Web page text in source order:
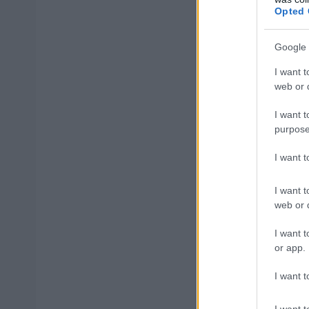
Opted
Google
I want
web or
I want
I want
I want
web or
I want
or app.
I want
Executive
Mid-Senior
Τεχνίτης
Parts